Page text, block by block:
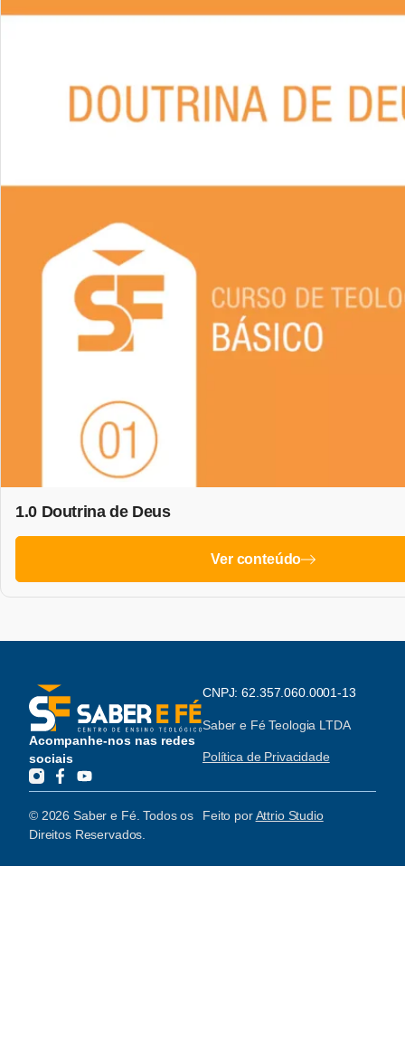
1.0 Doutrina de Deus
Ver conteúdo
Acompanhe-nos nas redes
sociais
CNPJ: 62.357.060.0001-13
Saber e Fé Teologia LTDA
Política de Privacidade
© 2026 Saber e Fé. Todos os
Direitos Reservados.
Feito porAttrio Studio